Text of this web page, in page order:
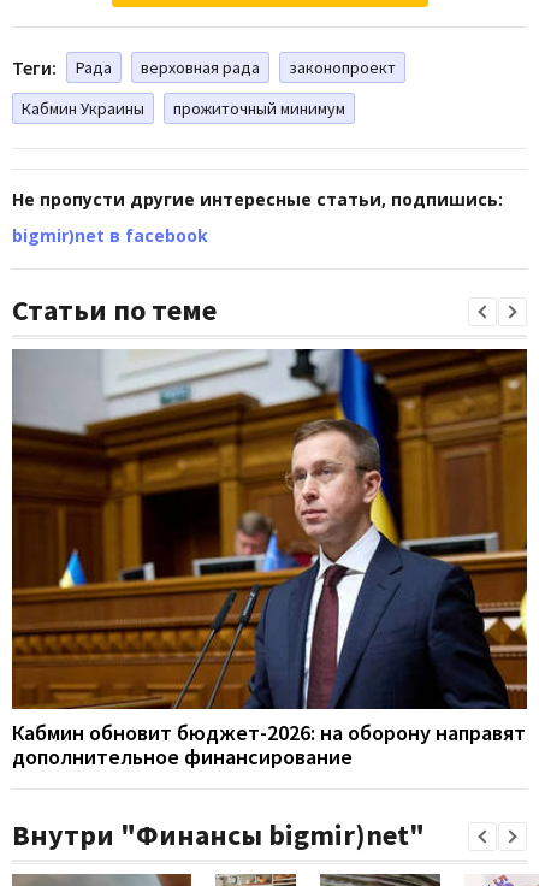
Теги: Рада верховная рада
законопроект
Кабмин Украины
прожиточный минимум
Не пропусти другие интересные статьи, подпишись:
bigmir)net в facebook
Статьи по теме
Кабмин обновит бюджет-2026: на оборону направят
дополнительное финансирование
Внутри "Финансы bigmir)net"